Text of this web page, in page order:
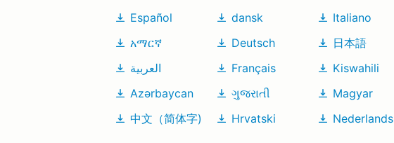
Español
አማርኛ
العربية
Azərbaycan
中文（简体字)
dansk
Deutsch
Français
ગુજરાતી
Hrvatski
Italiano
日本語
Kiswahili
Magyar
Nederlands